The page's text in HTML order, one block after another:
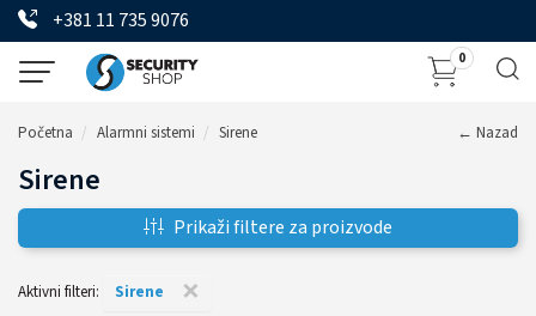
+381 11 735 9076
0
Početna Alarmni sistemi Sirene ← Nazad
Sirene
Prikaži filtere za proizvode
Aktivni filteri: ×
Sirene